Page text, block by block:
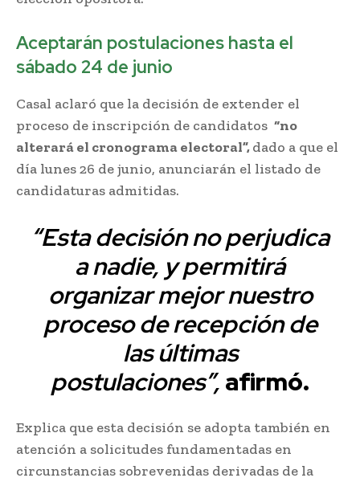
Aceptarán postulaciones hasta el
sábado 24 de junio
Casal aclaró que la decisión de extender el
proceso de inscripción de candidatos “no
alterará el cronograma electoral”,dado a que el
día lunes 26 de junio, anunciarán el listado de
candidaturas admitidas.
“Esta decisión no perjudica
a nadie, y permitirá
organizar mejor nuestro
proceso de recepción de
las últimas
postulaciones”, afirmó.
Explica que esta decisión se adopta también en
atención a solicitudes fundamentadas en
circunstancias sobrevenidas derivadas de la